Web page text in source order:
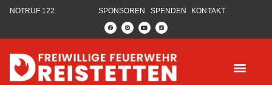
NOTRUF 122 SPONSOREN SPENDEN KONTAKT